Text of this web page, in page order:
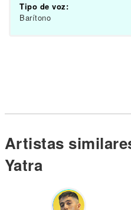
Tipo de voz:
Barítono
Artistas
Yatra